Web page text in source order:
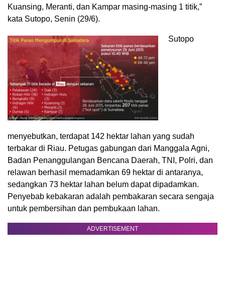
Kuansing, Meranti, dan Kampar masing-masing 1 titik,”
kata Sutopo, Senin (29/6).
Sutopo
menyebutkan, terdapat 142 hektar lahan yang sudah
terbakar di Riau. Petugas gabungan dari Manggala Agni,
Badan Penanggulangan Bencana Daerah, TNI, Polri, dan
relawan berhasil memadamkan 69 hektar di antaranya,
sedangkan 73 hektar lahan belum dapat dipadamkan.
Penyebab kebakaran adalah pembakaran secara sengaja
untuk pembersihan dan pembukaan lahan.
ADVERTISEMENT